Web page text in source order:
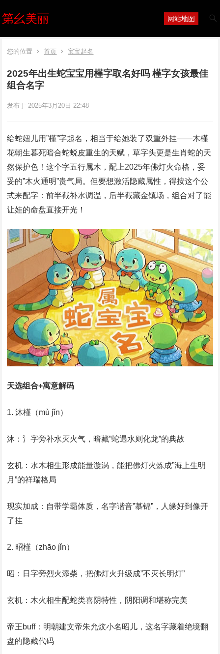
第幺美丽 网站地图
您的位置 首页 宝宝起名
2025年出生蛇宝宝用槿字取名好吗 槿字女孩最佳
组合名字
发布于 2025年3月20日 22:48
给蛇妞儿用”槿”字起名，相当于给她装了‌双重外挂‌——木槿
花朝生暮死暗合蛇蜕皮重生的天赋，草字头更是生肖蛇的天
然保护色！这个字五行属木，配上2025年佛灯火命格，妥
妥的”木火通明”贵气局。但要想激活隐藏属性，得按这个公
式来配字：‌前半截补水调温，后半截藏金镇场‌，组合对了能
让娃的命盘直接开光！
天选组合+寓意解码
‌1. 沐槿（mù jǐn）‌
‌沐‌：氵字旁补水灭火气，暗藏”蛇遇水则化龙”的典故
‌玄机‌：水木相生形成能量漩涡，能把佛灯火炼成”海上生明
月”的祥瑞格局
‌现实加成‌：自带学霸体质，名字谐音”慕锦”，人缘好到像开
了挂
‌2. 昭槿（zhāo jǐn）‌
‌昭‌：日字旁烈火添柴，把佛灯火升级成”不灭长明灯”
‌玄机‌：木火相生配蛇类喜阴特性，阴阳调和堪称完美
‌帝王buff‌：明朝建文帝朱允炆小名昭儿，这名字藏着绝境翻
盘的隐藏代码